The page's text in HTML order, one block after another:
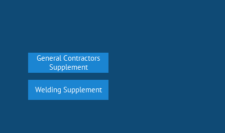
Welding Supplement
General Contractors
Supplement